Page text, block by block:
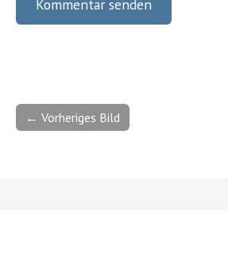
← Vorheriges Bild